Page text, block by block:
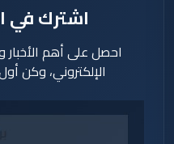
اشترك في
احصل على أهم الأخبار
الإلكتروني، وكن